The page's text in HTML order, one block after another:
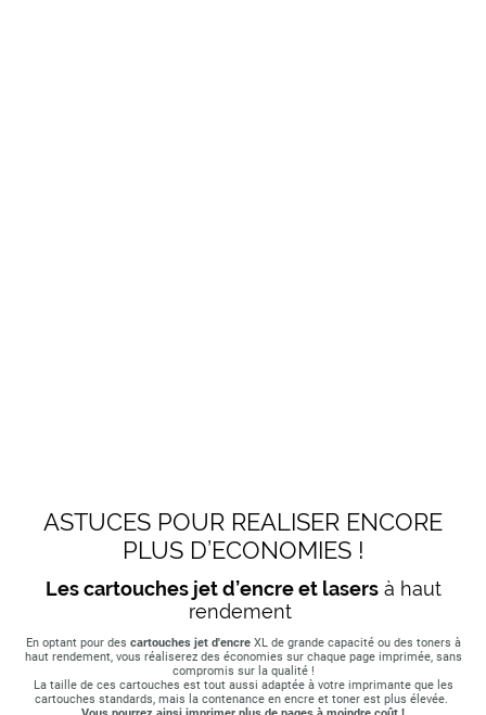
ASTUCES POUR REALISER ENCORE
PLUS D’ECONOMIES !
Les cartouches jet d’encre et lasersà haut
rendement
En optant pour des cartouches jet d'encreXL de grande capacité ou des toners à
haut rendement, vous réaliserez des économies sur chaque page imprimée, sans
compromis sur la qualité !
La taille de ces cartouches est tout aussi adaptée à votre imprimante que les
cartouches standards, mais la contenance en encre et toner est plus élevée.